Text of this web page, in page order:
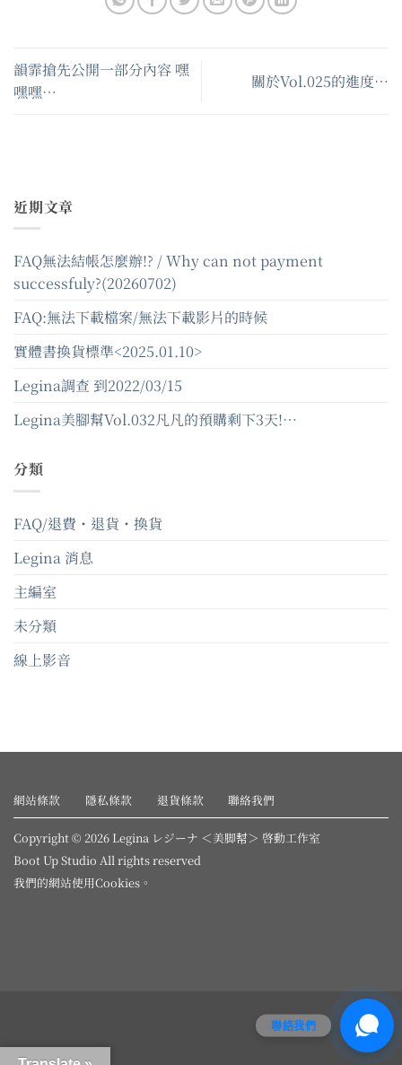
韻霏搶先公開一部分內容 嘿
嘿嘿…
關於Vol.025的進度…
近期文章
FAQ無法結帳怎麼辦!? / Why can not payment
successfuly?(20260702)
FAQ:無法下載檔案/無法下載影片的時候
實體書換貨標準<2025.01.10>
Legina調查 到2022/03/15
Legina美腳幫Vol.032凡凡的預購剩下3天!…
分類
FAQ/退費・退貨・換貨
Legina 消息
主編室
未分類
線上影音
網站條款 隱私條款 退貨條款 聯絡我們
Copyright © 2026 Legina レジーナ ＜美脚幇＞ 啓動工作室
Boot Up Studio All rights reserved
我們的網站使用Cookies 。
聯絡我們